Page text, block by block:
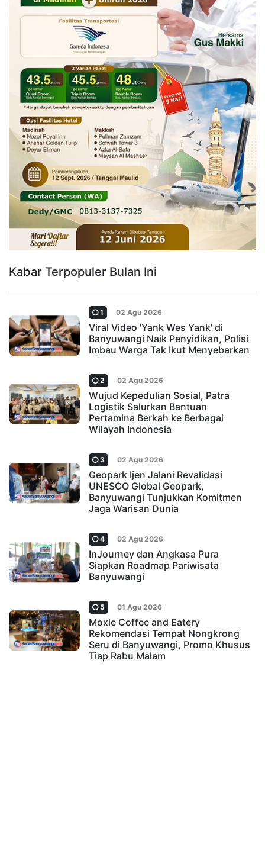
Kabar Terpopuler Bulan Ini
1 02 Agu 2026
Viral Video 'Yank Wes Yank' di
Banyuwangi Naik Penyidikan, Polisi
Imbau Warga Tak Ikut Menyebarkan
2 02 Agu 2026
Wujud Kepedulian Sosial, Patra
Logistik Salurkan Bantuan
Pertamina Berkah ke Berbagai
Wilayah Indonesia
3 02 Agu 2026
Geopark Ijen Jalani Revalidasi
UNESCO Global Geopark,
Banyuwangi Tunjukkan Komitmen
Jaga Warisan Dunia
4 02 Agu 2026
InJourney dan Angkasa Pura
Siapkan Roadmap Pariwisata
Banyuwangi
5 01 Agu 2026
Moxie Coffee and Eatery
Rekomendasi Tempat Nongkrong
Seru di Banyuwangi, Promo Khusus
Tiap Rabu Malam